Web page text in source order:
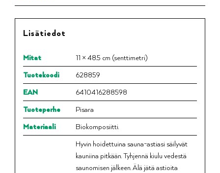
Lisätiedot
Mitat
11 × 48.5 cm (senttimetri)
Tuotekoodi
628859
EAN
6410416288598
Tuoteperhe
Pisara
Materiaali
Biokomposiitti.
Hyvin hoidettuina sauna-astiasi säilyvät
kauniina pitkään. Tyhjennä kiulu vedestä
saunomisen jälkeen. Älä jätä astioita